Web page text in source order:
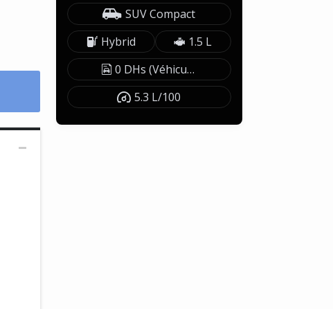
SUV Compact
Hybrid
1.5 L
0 DHs (Véhicule exonéré)
5.3 L/100